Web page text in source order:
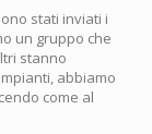
stati inviati i
un gruppo che
stanno
abbiamo
come al